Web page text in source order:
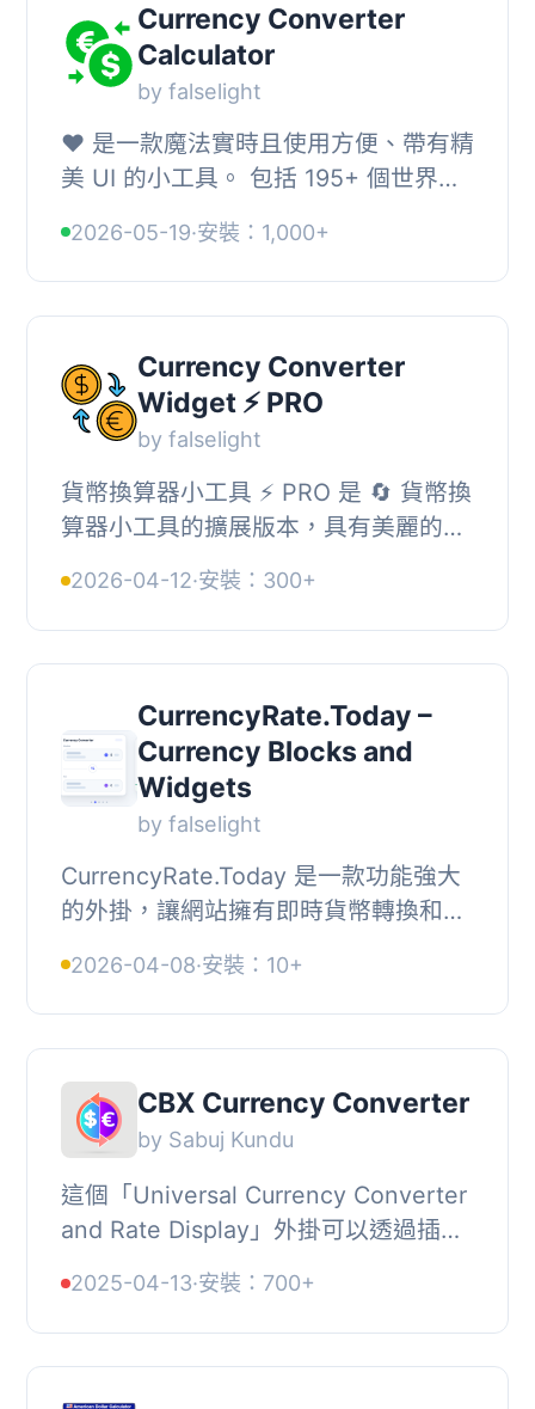
Currency Converter
Calculator
by falselight
❤️‍ 是一款魔法實時且使用方便、帶有精
美 UI 的小工具。 包括 195+ 個世界貨
強大的實時貨幣轉換器小工具，適用於
您的網...
2026-05-19·安裝：1,000+
Currency Converter
Widget ⚡ PRO
by falselight
貨幣換算器小工具 ⚡ PRO 是 🔄 貨幣換
算器小工具的擴展版本，具有美麗的
典小工具的所有功能，是一個免費且易
於使用的工...
2026-04-12·安裝：300+
CurrencyRate.Today –
Currency Blocks and
Widgets
by falselight
CurrencyRate.Today 是一款功能強大
的外掛，讓網站擁有即時貨幣轉換和匯
的貨幣，並將其嵌入到任何頁面中，提
升國際訪客的...
2026-04-08·安裝：10+
CBX Currency Converter
by Sabuj Kundu
這個「Universal Currency Converter
and Rate Display」外掛可以透過插件
種顯示版型和支援全球幣值（目前支援
94種），同...
2025-04-13·安裝：700+